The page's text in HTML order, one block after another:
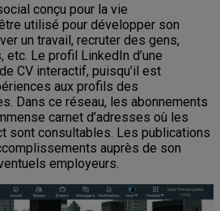
conçu pour la vie
utilisé pour développer son
un travail, recruter des gens,
Le profil LinkedIn d’une
CV interactif, puisqu’il est
aux profils des
Dans ce réseau, les abonnements
carnet d’adresses où les
sont consultables. Les publications
auprès de son
employeurs.